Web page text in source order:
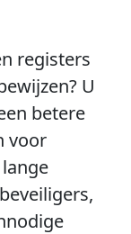
registers
U
betere
voor